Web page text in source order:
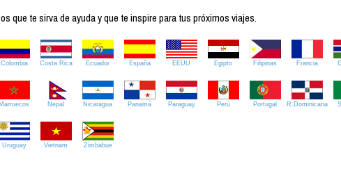
que te sirva de ayuda y que te inspire para tus próximos viajes.
Colombia Costa Rica Ecuador España EEUU Egipto Filipinas Francia
Marruecos Nepal Nicaragua Panamá Paraguay Perú Portugal R.Dominicana
Uruguay Vietnam Zimbabue